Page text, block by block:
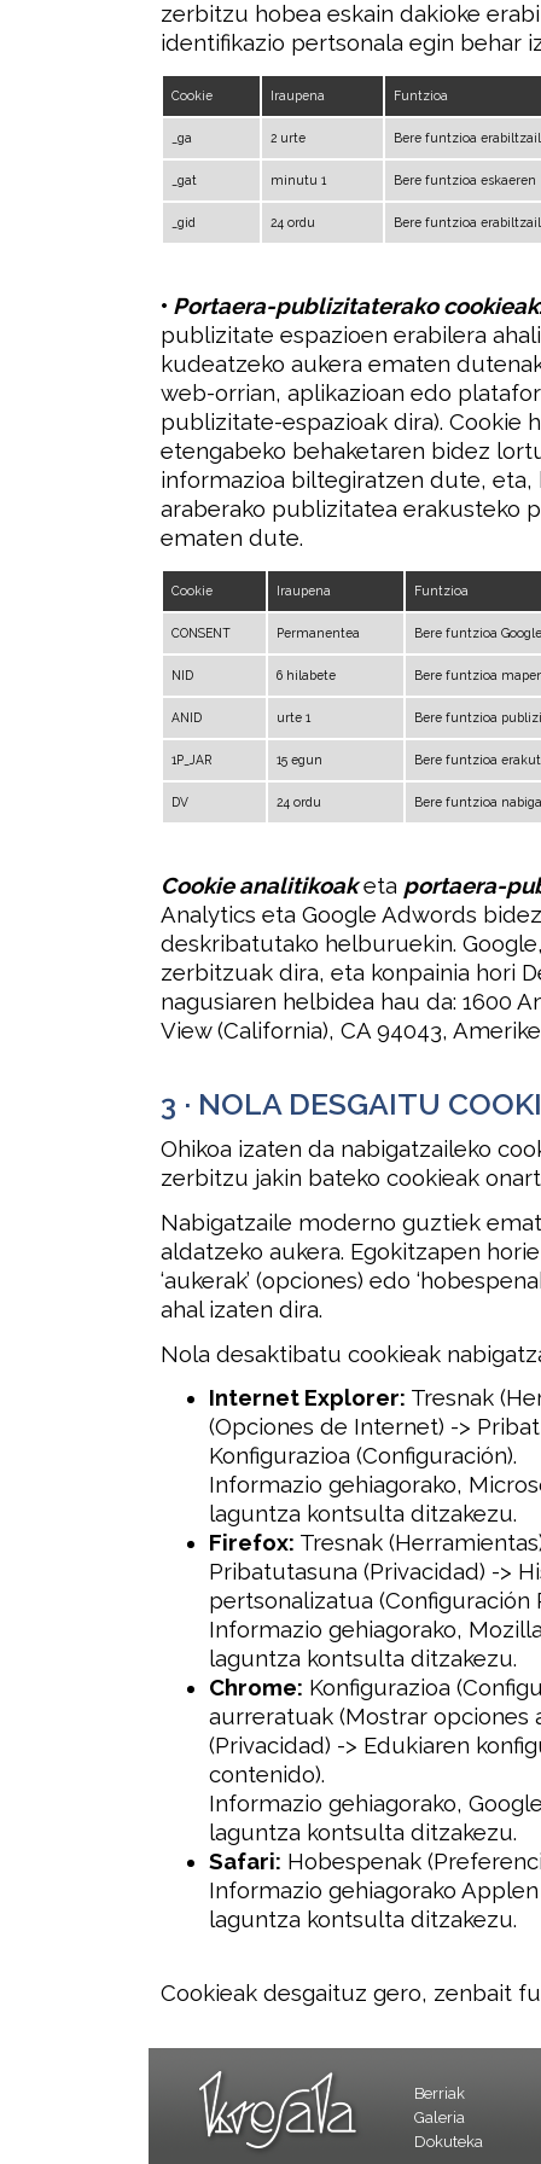
zerbitzu hobea eskain dakioke
identifikazio pertsonala egin behar
Cookie Iraupena Funtzioa
_ga 2 urte Bere funtzioa
_gat minutu 1 Bere funtzioa
_gid 24 ordu Bere funtzioa
• Portaera-publizitaterako cookieak
publizitate espazioen erabilera
kudeatzeko aukera ematen
web-orrian, aplikazioan edo
publizitate-espazioak dira). Cookie
etengabeko behaketaren bidez
informazioa biltegiratzen dute,
araberako publizitatea erakusteko
ematen dute.
Cookie Iraupena Funtzioa
CONSENT Permanentea Bere funtzioa
NID 6 hilabete Bere funtzioa
ANID urte 1 Bere funtzioa
1P_JAR 15 egun Bere funtzioa
DV 24 ordu Bere funtzioa
Cookie analitikoaketa portaera-
Analytics eta Google Adwords
deskribatutako helburuekin.
zerbitzuak dira, eta konpainia hori
nagusiaren helbidea hau da: 1600
View (California), CA 94043,
3 · NOLA DESGAITU
Ohikoa izaten da nabigatzaileko
zerbitzu jakin bateko cookieak
Nabigatzaile moderno guztiek
aldatzeko aukera. Egokitzapen
‘aukerak’ (opciones) edo
ahal izaten dira.
Nola desaktibatu cookieak
Internet Explorer: Tresnak
(Opciones de Internet) ->
Konfigurazioa (Configuración).
Informazio gehiagorako,
laguntza kontsulta ditzakezu.
Firefox: Tresnak
Pribatutasuna (Privacidad) ->
pertsonalizatua (Configuración
Informazio gehiagorako,
laguntza kontsulta ditzakezu.
Chrome: Konfigurazioa
aurreratuak (Mostrar opciones
(Privacidad) -> Edukiaren
contenido).
Informazio gehiagorako,
laguntza kontsulta ditzakezu.
Safari: Hobespenak
Informazio gehiagorako
laguntza kontsulta ditzakezu.
Cookieak desgaituz gero, zenbait
Berriak
Galeria
Dokuteka